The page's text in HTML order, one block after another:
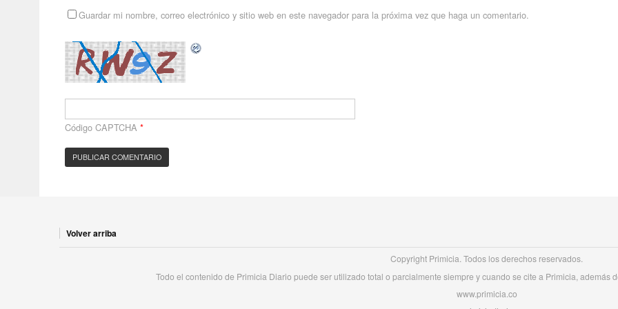
Guardar mi nombre, correo electrónico y sitio web en este navegador para la próxima vez que haga un comentario.
Código CAPTCHA *
Volver arriba
Copyright Primicia. Todos los derechos reservados.
Todo el contenido de Primicia Diario puede ser utilizado total o parcialmente siempre y cuando se cite a Primicia, además
www.primicia.co